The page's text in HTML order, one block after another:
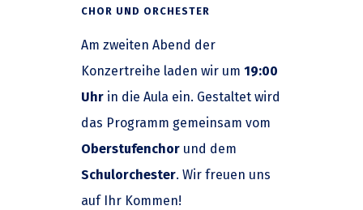
CHOR UND ORCHESTER
Am zweiten Abend der
Konzertreihe laden wir um 19:00
Uhr in die Aula ein. Gestaltet wird
das Programm gemeinsam vom
Oberstufenchor und dem
Schulorchester. Wir freuen uns
auf Ihr Kommen!